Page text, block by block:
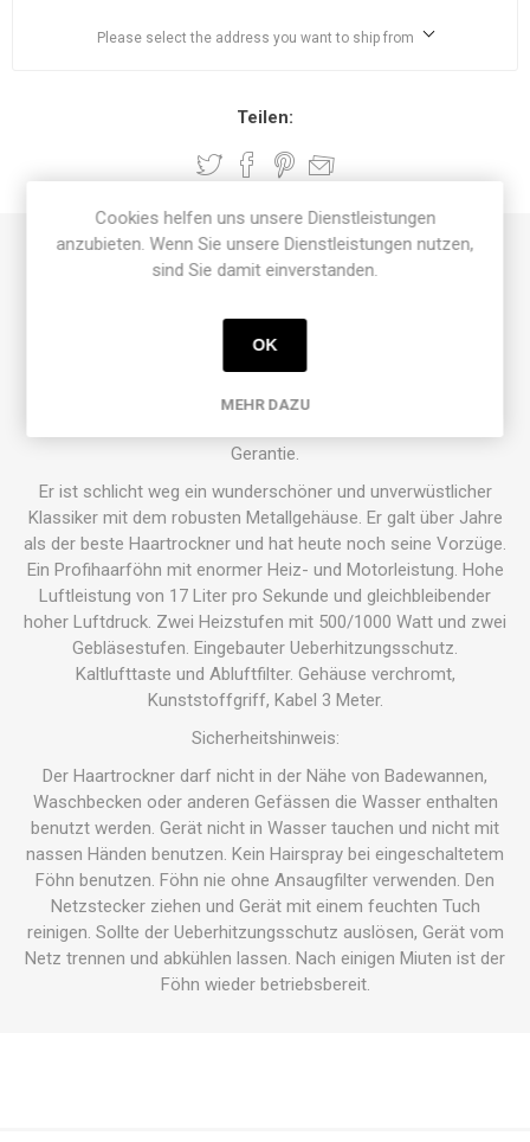
Please select the address you want to ship from
Teilen:
Obwohl es sich bei diesem Föhn um eine Rarität handelt,
Kaufdatum bei sachgemässem Gebrauch.
Gerantie.
Er ist schlicht weg ein wunderschöner und unverwüstlicher
Klassiker mit dem robusten Metallgehäuse. Er galt über Jahre
als der beste Haartrockner und hat heute noch seine Vorzüge.
Ein Profihaarföhn mit enormer Heiz- und Motorleistung. Hohe
Luftleistung von 17 Liter pro Sekunde und gleichbleibender
hoher Luftdruck. Zwei Heizstufen mit 500/1000 Watt und zwei
Gebläsestufen. Eingebauter Ueberhitzungsschutz.
Kaltlufttaste und Abluftfilter. Gehäuse verchromt,
Kunststoffgriff, Kabel 3 Meter.
Sicherheitshinweis:
Der Haartrockner darf nicht in der Nähe von Badewannen,
Waschbecken oder anderen Gefässen die Wasser enthalten
benutzt werden. Gerät nicht in Wasser tauchen und nicht mit
nassen Händen benutzen. Kein Hairspray bei eingeschaltetem
Föhn benutzen. Föhn nie ohne Ansaugfilter verwenden. Den
Netzstecker ziehen und Gerät mit einem feuchten Tuch
reinigen. Sollte der Ueberhitzungsschutz auslösen, Gerät vom
Netz trennen und abkühlen lassen. Nach einigen Miuten ist der
Föhn wieder betriebsbereit.
Cookies helfen uns unsere Dienstleistungen
anzubieten. Wenn Sie unsere Dienstleistungen nutzen,
sind Sie damit einverstanden.
OK
MEHR DAZU